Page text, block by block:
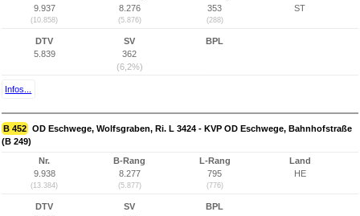
9.937
(10.858)
8.276
(5.876)
353
(288)
ST
DTV
5.839
SV
362
(6,2%)
BPL
Infos...
B 452 OD Eschwege, Wolfsgraben, Ri. L 3424 - KVP OD Eschwege, Bahnhofstraße
(B 249)
Nr.
9.938
(13.384)
B-Rang
8.277
(5.877)
L-Rang
795
(776)
Land
HE
DTV
SV
BPL